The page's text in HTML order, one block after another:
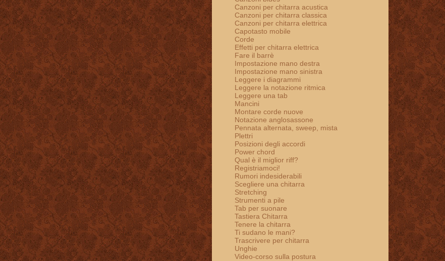
Canzoni per chitarra acustica
Canzoni per chitarra classica
Canzoni per chitarra elettrica
Capotasto mobile
Corde
Effetti per chitarra elettrica
Fare il barrè
Impostazione mano destra
Impostazione mano sinistra
Leggere i diagrammi
Leggere la notazione ritmica
Leggere una tab
Mancini
Montare corde nuove
Notazione anglosassone
Pennata alternata, sweep, mista
Plettri
Posizioni degli accordi
Power chord
Qual è il miglior riff?
Registriamoci!
Rumori indesiderabili
Scegliere una chitarra
Stretching
Strumenti a pile
Tab per suonare
Tastiera Chitarra
Tenere la chitarra
Ti sudano le mani?
Trascrivere per chitarra
Unghie
Video-corso sulla postura